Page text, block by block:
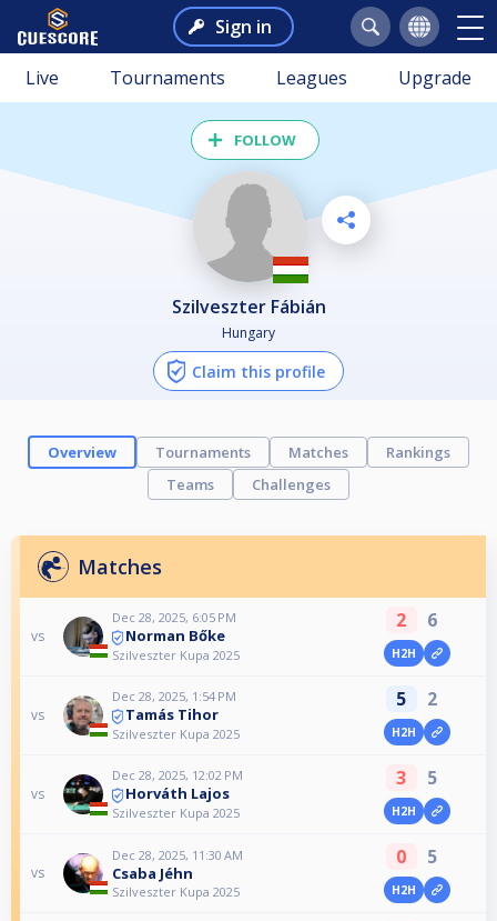
Sign in
Live Tournaments Leagues Upgrade
FOLLOW
Szilveszter Fábián
Hungary
Claim this profile
Overview Tournaments Matches
Rankings
Teams
Challenges
Matches
vs
Dec 28, 2025, 6:05 PM
Norman Bőke
Szilveszter Kupa 2025
2 6
H2H
vs
Dec 28, 2025, 1:54 PM
Tamás Tihor
Szilveszter Kupa 2025
5 2
H2H
vs
Dec 28, 2025, 12:02 PM
Horváth Lajos
Szilveszter Kupa 2025
3 5
H2H
vs
Dec 28, 2025, 11:30 AM
Csaba Jéhn
Szilveszter Kupa 2025
0 5
H2H